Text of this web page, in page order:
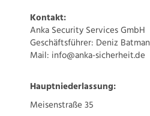
Kontakt:
Anka Security Services GmbH
Geschäftsführer: Deniz Batman
Mail: info@anka-sicherheit.de
Hauptniederlassung:
Meisenstraße 35